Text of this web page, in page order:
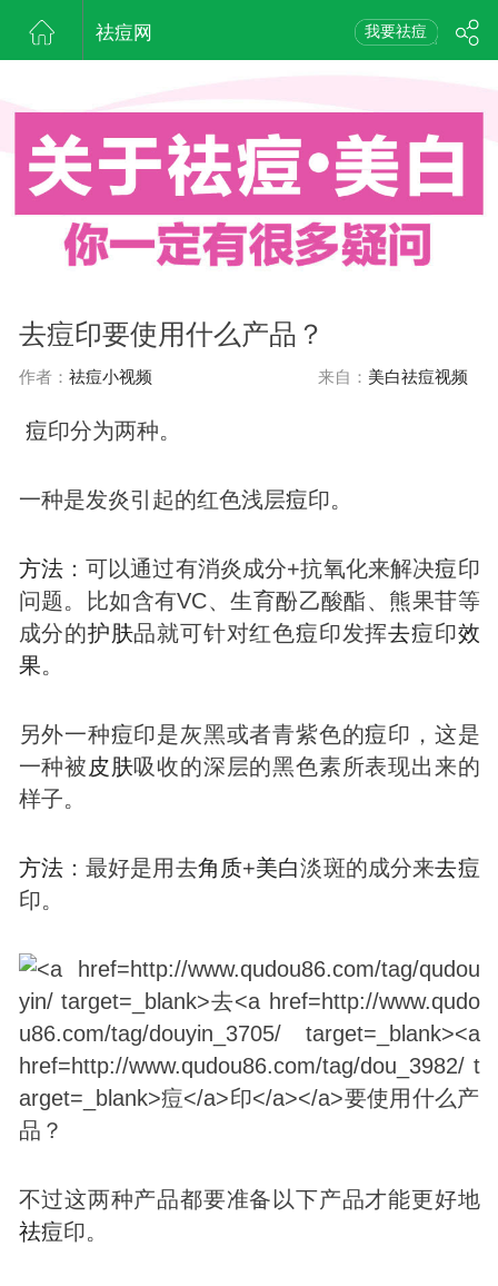
祛痘网 我要祛痘
去痘印要使用什么产品？
作者： 祛痘小视频 来自： 美白祛痘视频
痘印分为两种。
一种是发炎引起的红色浅层痘印。
方法：可以通过有消炎成分+抗氧化来解决痘印
问题。比如含有VC、生育酚乙酸酯、熊果苷等
成分的护肤品就可针对红色痘印发挥去痘印效
果。
另外一种痘印是灰黑或者青紫色的痘印，这是
一种被 皮肤吸收的深层的黑色素所表现出来的
样子。
方法：最好是用去角质+美白淡斑的成分来去痘
印。
不过这两种产品都要准备以下产品才能更好地
祛痘印。